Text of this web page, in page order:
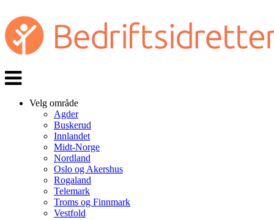
Veksle
navigasjon
Velg område
Agder
Buskerud
Innlandet
Midt-Norge
Nordland
Oslo og Akershus
Rogaland
Telemark
Troms og Finnmark
Vestfold